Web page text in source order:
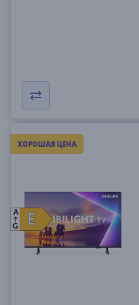
ХОРОШАЯ ЦЕНА
E
E
A
G